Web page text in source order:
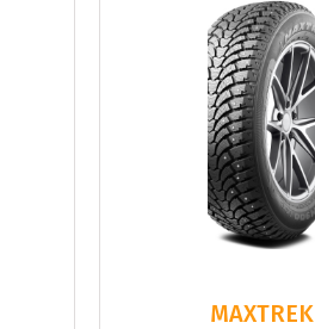
MAXTREK